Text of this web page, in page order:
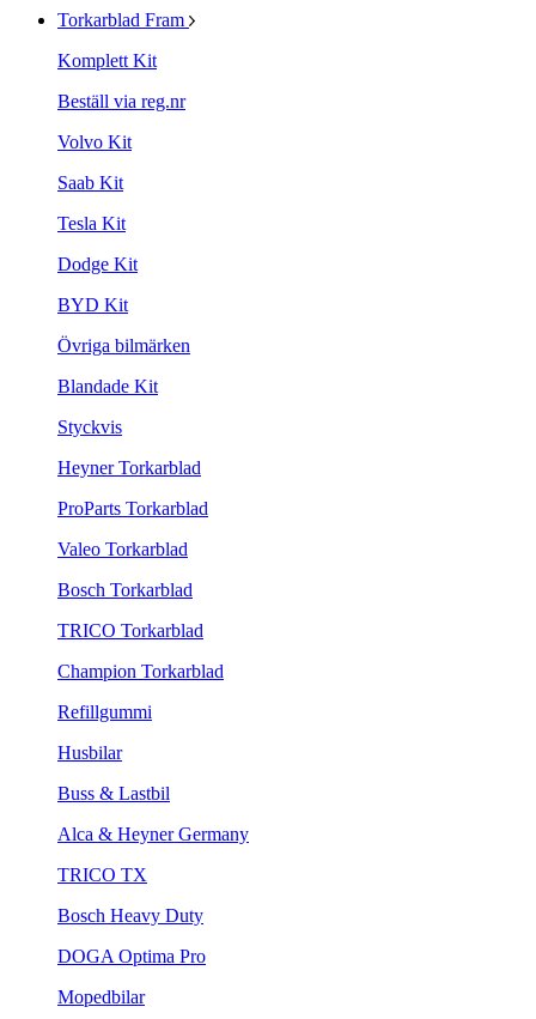
Torkarblad Fram
Komplett Kit
Beställ via reg.nr
Volvo Kit
Saab Kit
Tesla Kit
Dodge Kit
BYD Kit
Övriga bilmärken
Blandade Kit
Styckvis
Heyner Torkarblad
ProParts Torkarblad
Valeo Torkarblad
Bosch Torkarblad
TRICO Torkarblad
Champion Torkarblad
Refillgummi
Husbilar
Buss & Lastbil
Alca & Heyner Germany
TRICO TX
Bosch Heavy Duty
DOGA Optima Pro
Mopedbilar